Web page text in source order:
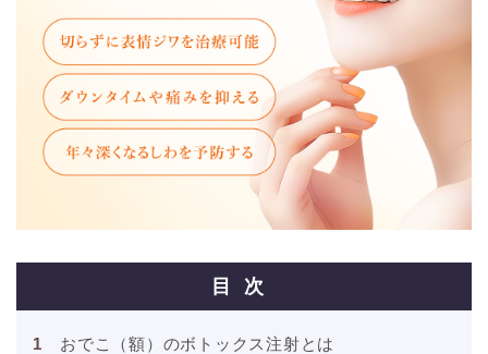
目次
おでこ（額）のボトックス注射とは